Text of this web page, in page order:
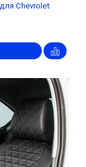
Chevrolet